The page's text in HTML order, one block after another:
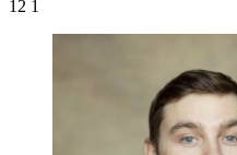
12 1